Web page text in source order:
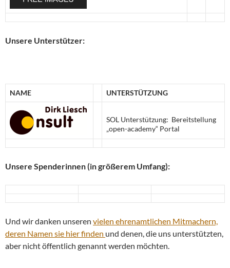
Unsere Unterstützer:
NAME UNTERSTÜTZUNG
SOL Unterstützung: Bereitstellung
„open-academy“ Portal
Unsere Spenderinnen (in größerem Umfang):
Und wir danken unseren vielen ehrenamtlichen Mitmachern,
deren Namen sie hier finden und denen, die uns unterstützten,
aber nicht öffentlich genannt werden möchten.